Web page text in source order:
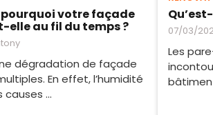
pourquoi votre façade
elle au fil du temps ?
dégradation de façade
En effet, l’humidité
causes ...
07/03/
Les